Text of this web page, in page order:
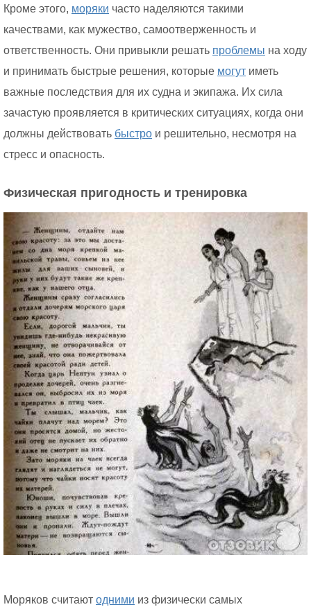
Кроме этого, моряки часто наделяются такими
качествами, как мужество, самоотверженность и
ответственность. Они привыкли решать проблемы на ходу
и принимать быстрые решения, которые могут иметь
важные последствия для их судна и экипажа. Их сила
зачастую проявляется в критических ситуациях, когда они
должны действовать быстро и решительно, несмотря на
стресс и опасность.
Физическая пригодность и тренировка
Моряков считают одними из физически самых